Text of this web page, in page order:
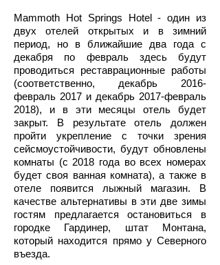
Mammoth Hot Springs Hotel - один из
двух отелей открытых и в зимний
период, но в ближайшие два года с
декабря по февраль здесь будут
проводиться реставрационные работы
(соответственно, декабрь 2016-
февраль 2017 и декабрь 2017-февраль
2018), и в эти месяцы отель будет
закрыт. В результате отель должен
пройти укрепление с точки зрения
сейсмоустойчивости, будут обновлены
комнаты (с 2018 года во всех номерах
будет своя ванная комната), а также в
отеле появится лыжный магазин. В
качестве альтернативы в эти две зимы
гостям предлагается остановиться в
городке Гардинер, штат Монтана,
который находится прямо у Северного
въезда.